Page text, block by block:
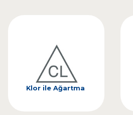
Klor ile Ağartma